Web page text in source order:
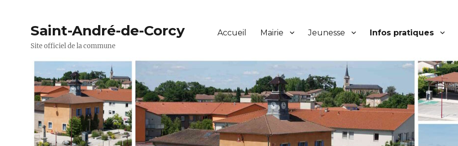
Saint-André-de-Corcy
Site officiel de la commune
Accueil Mairie Jeunesse Infos pratiques